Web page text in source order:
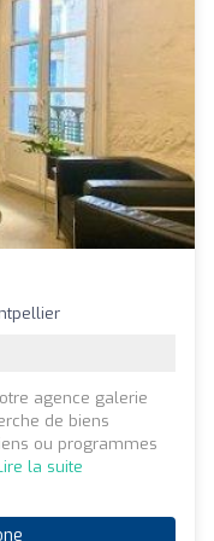
agence galerie
de biens
ou programmes
la suite